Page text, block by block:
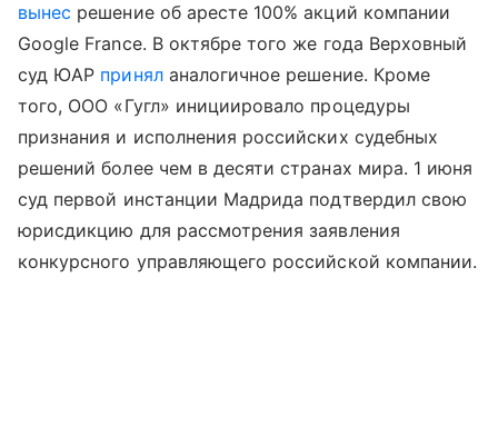
вынес решение об аресте 100% акций компании
Google France. В октябре того же года Верховный
суд ЮАР приняланалогичное решение. Кроме
того, ООО «Гугл» инициировало процедуры
признания и исполнения российских судебных
решений более чем в десяти странах мира. 1 июня
суд первой инстанции Мадрида подтвердил свою
юрисдикцию для рассмотрения заявления
конкурсного управляющего российской компании.